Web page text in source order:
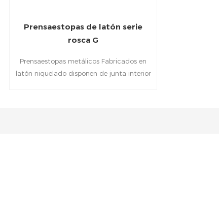
Prensaestopas de latón serie
rosca G
Prensaestopas metálicos Fabricados en
latón niquelado disponen de junta interior